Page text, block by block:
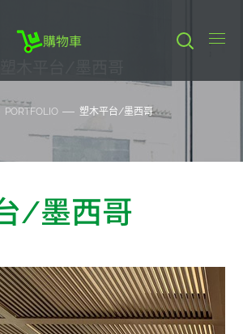
購物車
PORTFOLIO 塑木平台/墨西哥
/墨西哥